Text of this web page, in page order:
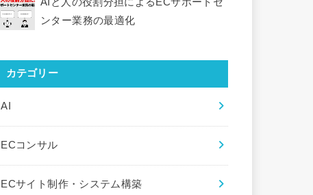
ンター業務の最適化
カテゴリー
AI
ECコンサル
ECサイト制作・システム構築